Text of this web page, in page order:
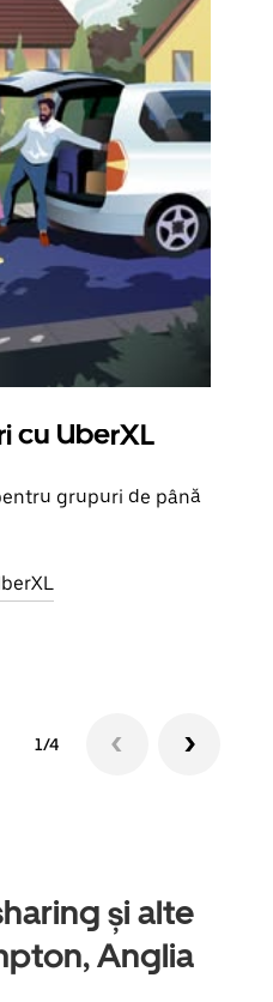
cu UberXL
grupuri de până
1/4
și alte
Anglia